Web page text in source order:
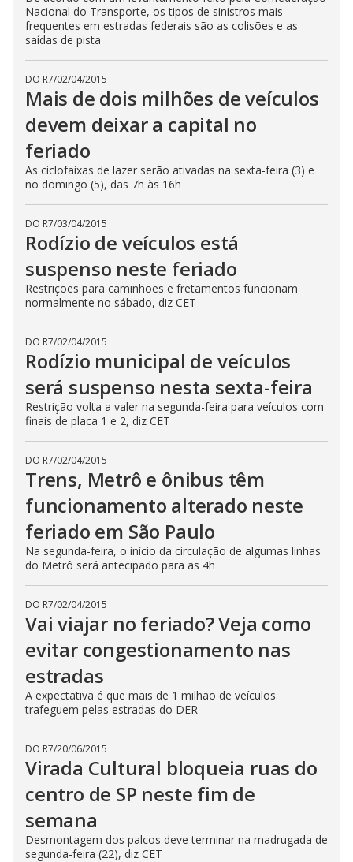
Nacional do Transporte, os tipos de sinistros mais
frequentes em estradas federais são as colisões e as
saídas de pista
DO R7/02/04/2015
Mais de dois milhões de veículos
devem deixar a capital no
feriado
As ciclofaixas de lazer serão ativadas na sexta-feira (3) e
no domingo (5), das 7h às 16h
DO R7/03/04/2015
Rodízio de veículos está
suspenso neste feriado
Restrições para caminhões e fretamentos funcionam
normalmente no sábado, diz CET
DO R7/02/04/2015
Rodízio municipal de veículos
será suspenso nesta sexta-feira
Restrição volta a valer na segunda-feira para veículos com
finais de placa 1 e 2, diz CET
DO R7/02/04/2015
Trens, Metrô e ônibus têm
funcionamento alterado neste
feriado em São Paulo
Na segunda-feira, o início da circulação de algumas linhas
do Metrô será antecipado para as 4h
DO R7/02/04/2015
Vai viajar no feriado? Veja como
evitar congestionamento nas
estradas
A expectativa é que mais de 1 milhão de veículos
trafeguem pelas estradas do DER
DO R7/20/06/2015
Virada Cultural bloqueia ruas do
centro de SP neste fim de
semana
Desmontagem dos palcos deve terminar na madrugada de
segunda-feira (22), diz CET